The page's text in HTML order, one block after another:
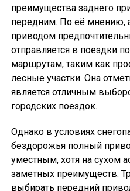
преимущества заднего
передним. По её мнению,
приводом
отправляется в поездки
маршрутам, таким как
лесные участки. Она
является отличным
городских поездок.
Однако в условиях
бездорожья полный
уместным, хотя на сухом
заметных преимуществ.
выбирать передний